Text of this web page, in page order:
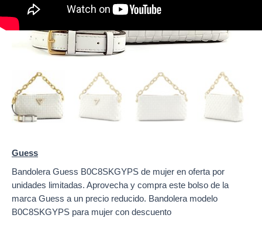
Guess
Bandolera Guess B0C8SKGYPS de mujer en oferta por
unidades limitadas. Aprovecha y compra este bolso de la
marca Guess a un precio reducido. Bandolera modelo
B0C8SKGYPS para mujer con descuento